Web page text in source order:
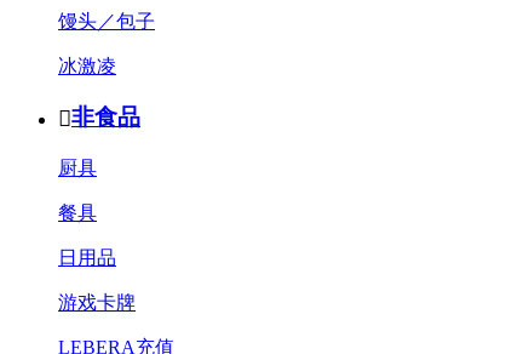
馒头／包子
冰激凌
非食品
厨具
餐具
日用品
游戏卡牌
LEBERA充值